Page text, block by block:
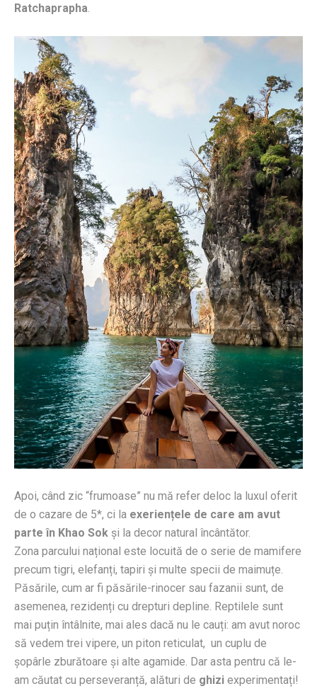
Ratchaprapha
Apoi, când zic “frumoase” nu mă refer deloc la luxul oferit
de o cazare de 5*, ci la exeriențele de care am avut
parte în Khao Sok și la decor natural încântător.
Zona parcului național este locuită de o serie de mamifere
precum tigri, elefanți, tapiri și multe specii de maimuțe.
Păsările, cum ar fi păsările-rinocer sau fazanii sunt, de
asemenea, rezidenți cu drepturi depline. Reptilele sunt
mai puțin întâlnite, mai ales dacă nu le cauți: am avut noroc
să vedem trei vipere, un piton reticulat, un cuplu de
șopârle zburătoare și alte agamide. Dar asta pentru că le-
am căutat cu perseveranță, alături de ghizi experimentați!